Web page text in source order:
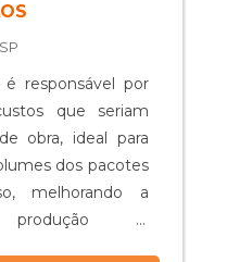
responsável por
que seriam
obra, ideal para
dos pacotes
melhorando a
e,